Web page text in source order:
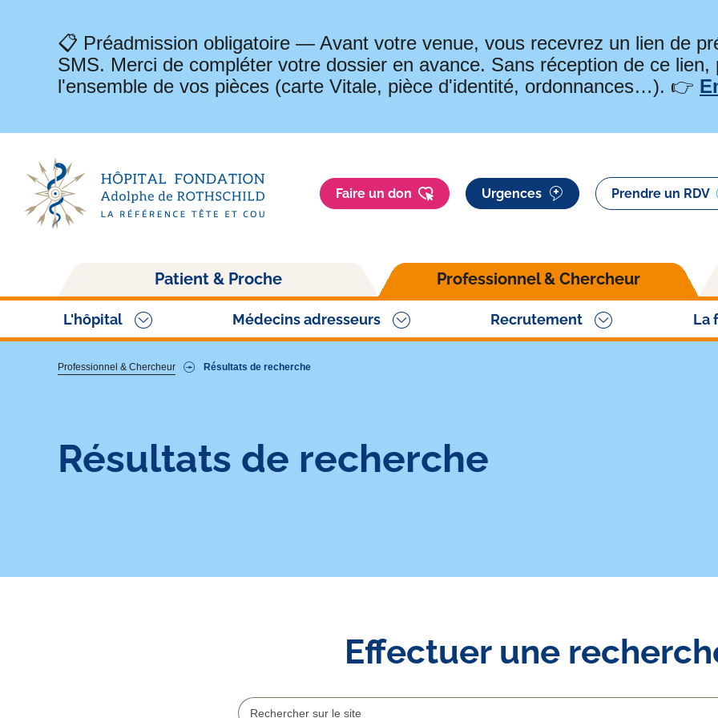
📋 Préadmission obligatoire — Avant votre venue, vous recevrez un lien de
SMS. Merci de compléter votre dossier en avance. Sans réception de ce
l'ensemble de vos pièces (carte Vitale, pièce d'identité, ordonnances…). 👉
Faire un don Urgences Prendre un RDV
Patient & Proche Professionnel & Chercheur
L'hôpital Médecins adresseurs Recrutement La
Fil
Professionnel & Chercheur Résultats de recherche
Résultats de recherche
Effectuer une